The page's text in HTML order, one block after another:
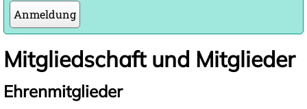
Anmeldung
Mitgliedschaft und Mitglieder
Ehrenmitglieder